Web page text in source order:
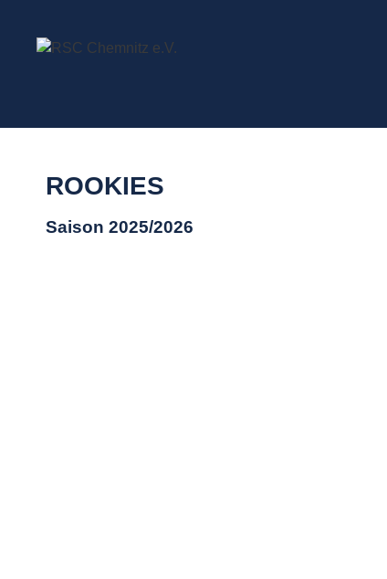
ROOKIES
Saison 2025/2026